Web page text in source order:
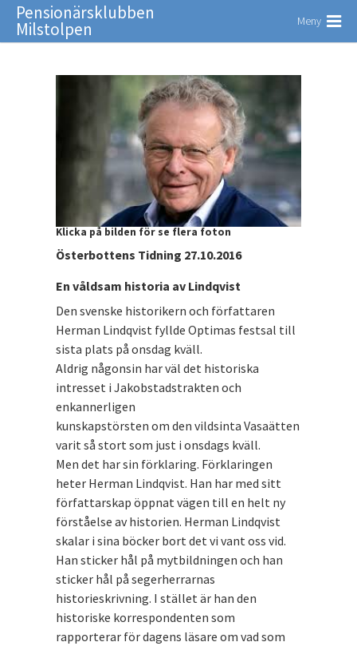
Pensionärsklubben
Milstolpen Meny
Klicka på bilden för se flera foton
Österbottens Tidning 27.10.2016
En våldsam historia av Lindqvist
Den svenske historikern och författaren
Herman Lindqvist fyllde Optimas festsal till
sista plats på onsdag kväll.
Aldrig någonsin har väl det historiska
intresset i Jakobstadstrakten och
enkannerligen
kunskapstörsten om den vildsinta Vasaätten
varit så stort som just i onsdags kväll.
Men det har sin förklaring. Förklaringen
heter Herman Lindqvist. Han har med sitt
författarskap öppnat vägen till en helt ny
förståelse av historien. Herman Lindqvist
skalar i sina böcker bort det vi vant oss vid.
Han sticker hål på mytbildningen och han
sticker hål på segerherrarnas
historieskrivning. I stället är han den
historiske korrespondenten som
rapporterar för dagens läsare om vad som